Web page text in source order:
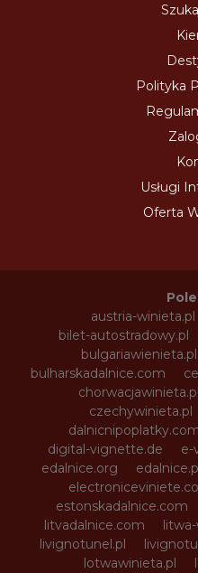
Polityka
Usługi
Oferta
austria-winieta.pl
bilet-autostradowy.pl
bulgariawienieta.pl
bulharskadalnice.com
chorwacjawinieta.pl
czechywinieta.pl
digital-vignette.de
e-
edalnice.org
edalnice.pl
estonskadalnice.com
litvadalnice.com
livignotunel.pl
lotwawinieta.pl